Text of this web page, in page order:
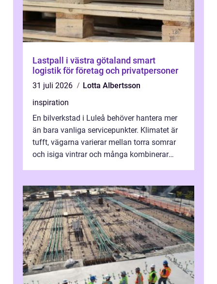
Lastpall i västra götaland smart
logistik för företag och privatpersoner
31 juli 2026
Lotta Albertsson
inspiration
En bilverkstad i Luleå behöver hantera mer
än bara vanliga servicepunkter. Klimatet är
tufft, vägarna varierar mellan torra somrar
och isiga vintrar och många kombinerar